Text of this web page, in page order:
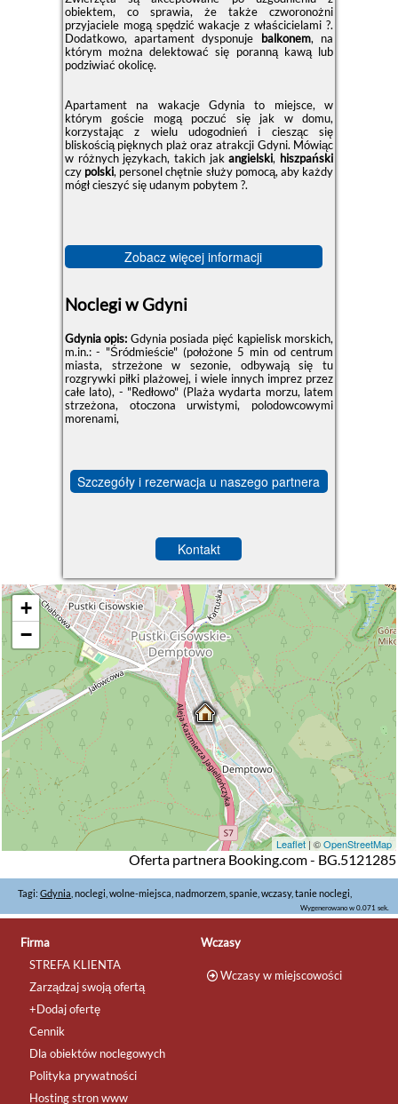
obiektem, co sprawia, że także czworonożni
przyjaciele mogą spędzić wakacje z właścicielami ?.
Dodatkowo, apartament dysponuje balkonem, na
którym można delektować się poranną kawą lub
podziwiać okolicę.
Apartament na wakacje Gdynia to miejsce, w
którym goście mogą poczuć się jak w domu,
korzystając z wielu udogodnień i ciesząc się
bliskością pięknych plaż oraz atrakcji Gdyni. Mówiąc
w różnych językach, takich jakangielski, hiszpański
czy polski, personel chętnie służy pomocą, aby każdy
mógł cieszyć się udanym pobytem ?.
Zobacz więcej informacji
Noclegi w Gdyni
Gdynia opis: Gdynia posiada pięć kąpielisk morskich,
m.in.: - "Śródmieście" (położone 5 min od centrum
miasta, strzeżone w sezonie, odbywają się tu
rozgrywki piłki plażowej, i wiele innych imprez przez
całe lato), - "Redłowo" (Plaża wydarta morzu, latem
strzeżona, otoczona urwistymi, polodowcowymi
morenami,
Szczegóły i rezerwacja u naszego partnera
Kontakt
+
−
Leaflet| ©OpenStreetMap
Oferta partnera Booking.com - BG.5121285
Tagi: Gdynia , noclegi, wolne-miejsca, nadmorzem, spanie, wczasy, tanie noclegi,
Wygenerowano w 0.071 sek.
Firma
STREFA KLIENTA
Zarządzaj swoją ofertą
+Dodaj ofertę
Cennik
Dla obiektów noclegowych
Polityka prywatności
Hosting stron www
Wczasy
Wczasy w miejscowości